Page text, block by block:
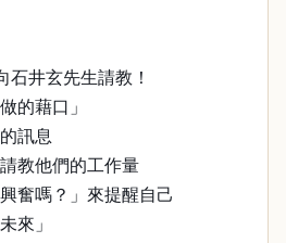
石井玄先生請教！
的藉口」
訊息
教他們的工作量
奮嗎？」來提醒自己
來」